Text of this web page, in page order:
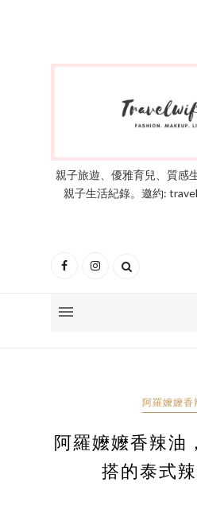
親子旅遊、優雅育兒、質感
親子生活紀錄。邀約:
阿羅嬤嬤香
阿羅嬤嬤香辣油
搭的泰式